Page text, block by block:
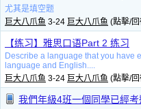
尤其是填空题
巨大八爪鱼 3-24 巨大八爪鱼 (點擊/
【练习】雅思口语Part 2 练习
Describe a language that you have
language and English....
巨大八爪鱼 3-24 巨大八爪鱼 (點擊/
我們年級4班一個同學已經考